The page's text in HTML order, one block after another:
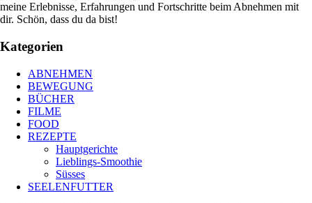
meine Erlebnisse, Erfahrungen und Fortschritte beim Abnehmen mit
dir. Schön, dass du da bist!
Kategorien
ABNEHMEN
BEWEGUNG
BÜCHER
FILME
FOOD
REZEPTE
Hauptgerichte
Lieblings-Smoothie
Süsses
SEELENFUTTER